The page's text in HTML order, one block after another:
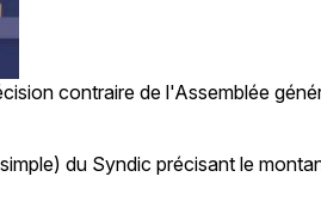
contraire de l'Assemblée
du Syndic précisant le